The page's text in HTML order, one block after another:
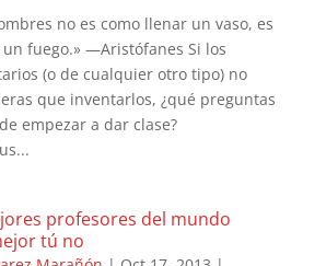
no es como llenar un vaso, es
fuego.» —Aristófanes Si los
(o de cualquier otro tipo) no
que inventarlos, ¿qué preguntas
empezar a dar clase?
profesores del mundo
tú no